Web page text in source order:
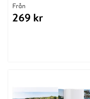
Från
269 kr